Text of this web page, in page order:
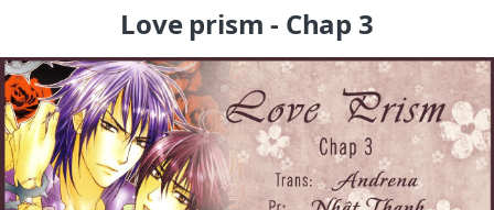
Love prism - Chap 3